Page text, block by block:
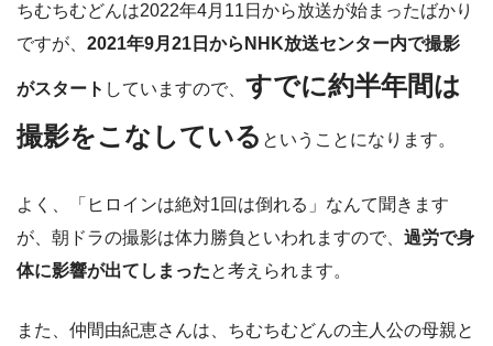
ちむちむどんは2022年4月11日から放送が始まったばかり
ですが、 2021年9月21日からNHK放送センター内で撮影
がスタート していますので、 すでに約半年間は
撮影をこなしている ということになります。
よく、「ヒロインは絶対1回は倒れる」なんて聞きます
が、朝ドラの撮影は体力勝負といわれますので、 過労で身
体に影響が出てしまったと考えられます。
また、仲間由紀恵さんは、ちむちむどんの主人公の母親と